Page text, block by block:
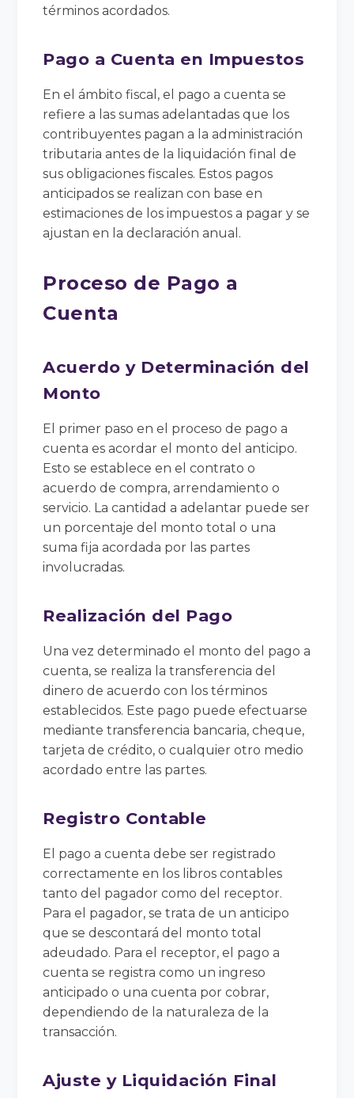
términos acordados.
Pago a Cuenta en Impuestos
En el ámbito fiscal, el pago a cuenta se
refiere a las sumas adelantadas que los
contribuyentes pagan a la administración
tributaria antes de la liquidación final de
sus obligaciones fiscales. Estos pagos
anticipados se realizan con base en
estimaciones de los impuestos a pagar y se
ajustan en la declaración anual.
Proceso de Pago a
Cuenta
Acuerdo y Determinación del
Monto
El primer paso en el proceso de pago a
cuenta es acordar el monto del anticipo.
Esto se establece en el contrato o
acuerdo de compra, arrendamiento o
servicio. La cantidad a adelantar puede ser
un porcentaje del monto total o una
suma fija acordada por las partes
involucradas.
Realización del Pago
Una vez determinado el monto del pago a
cuenta, se realiza la transferencia del
dinero de acuerdo con los términos
establecidos. Este pago puede efectuarse
mediante transferencia bancaria, cheque,
tarjeta de crédito, o cualquier otro medio
acordado entre las partes.
Registro Contable
El pago a cuenta debe ser registrado
correctamente en los libros contables
tanto del pagador como del receptor.
Para el pagador, se trata de un anticipo
que se descontará del monto total
adeudado. Para el receptor, el pago a
cuenta se registra como un ingreso
anticipado o una cuenta por cobrar,
dependiendo de la naturaleza de la
transacción.
Ajuste y Liquidación Final